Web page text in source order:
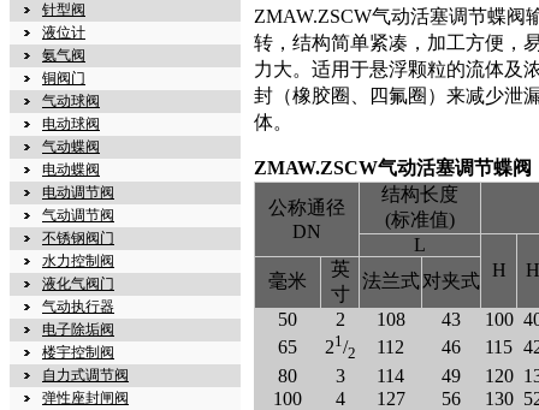
针型阀
液位计
氨气阀
铜阀门
气动球阀
电动球阀
气动蝶阀
电动蝶阀
电动调节阀
气动调节阀
不锈钢阀门
水力控制阀
液化气阀门
气动执行器
电子除垢阀
楼宇控制阀
自力式调节阀
弹性座封闸阀
ZMAW.ZSCW气动活塞调节蝶阀
转，结构简单紧凑，加工方便，
力大。适用于悬浮颗粒的流体及
封（橡胶圈、四氟圈）来减少泄
体。
ZMAW.ZSCW气动活塞调节蝶阀
公称通径
DN
结构长度
(标准值)
L
H
毫米
英
寸
法兰式 对夹式
50
2 108 43 100
65
21/2 112 46 115
80
3 114 49 120
100
4 127 56 130